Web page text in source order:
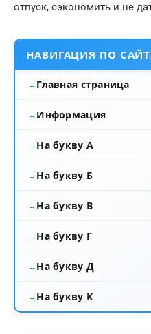
отпуск, сэкономить и не
НАВИГАЦИЯ ПО
Главная страница
Информация
На букву А
На букву Б
На букву В
На букву Г
На букву Д
На букву К